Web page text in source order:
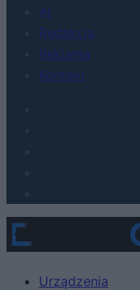
AI
Redakcja
Reklama
Kontakt
Urządzenia